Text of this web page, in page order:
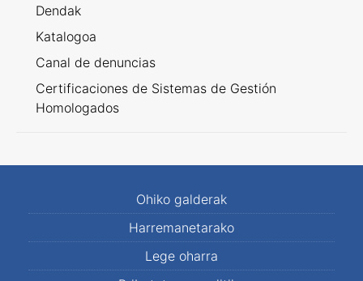
Dendak
Katalogoa
Canal de denuncias
Certificaciones de Sistemas de Gestión
Homologados
Ohiko galderak
Harremanetarako
Lege oharra